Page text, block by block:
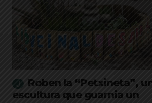
Roben la “Petxineta”,
escultura que guarnia un